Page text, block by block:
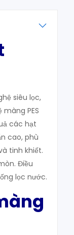
siêu lọc,
PES
các hạt
cao, phù
tinh khiết.
Điều
lọc nước.